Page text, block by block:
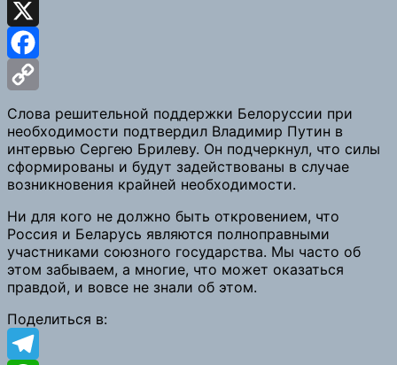
Odnoklassniki
X
Facebook
Copy
Link
Слова решительной поддержки Белоруссии при
необходимости подтвердил Владимир Путин в
интервью Сергею Брилеву. Он подчеркнул, что силы
сформированы и будут задействованы в случае
возникновения крайней необходимости.
Ни для кого не должно быть откровением, что
Россия и Беларусь являются полноправными
участниками союзного государства. Мы часто об
этом забываем, а многие, что может оказаться
правдой, и вовсе не знали об этом.
Поделиться в: